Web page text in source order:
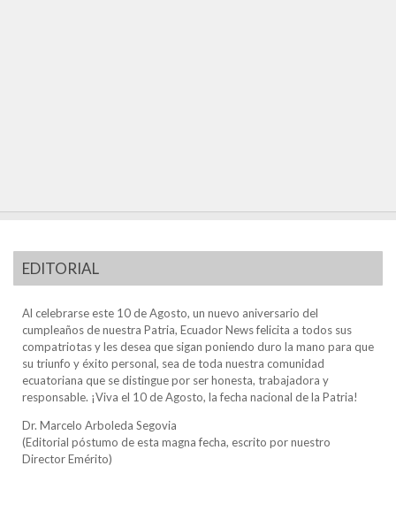
EDITORIAL
Al celebrarse este 10 de Agosto, un nuevo aniversario del
cumpleaños de nuestra Patria, Ecuador News felicita a todos sus
compatriotas y les desea que sigan poniendo duro la mano para que
su triunfo y éxito personal, sea de toda nuestra comunidad
ecuatoriana que se distingue por ser honesta, trabajadora y
responsable. ¡Viva el 10 de Agosto, la fecha nacional de la Patria!
Dr. Marcelo Arboleda Segovia
(Editorial póstumo de esta magna fecha, escrito por nuestro
Director Emérito)